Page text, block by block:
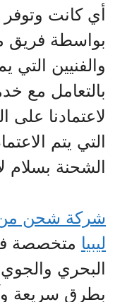
أي كانت
بواسطة فريق
والفنيين التي
بالتعامل مع
لاعتمادنا على
التي يتم
الشحنة بسلام
شركة شحن من
ليبيا متخصصة
البحري والجوي
بطرق سريعة